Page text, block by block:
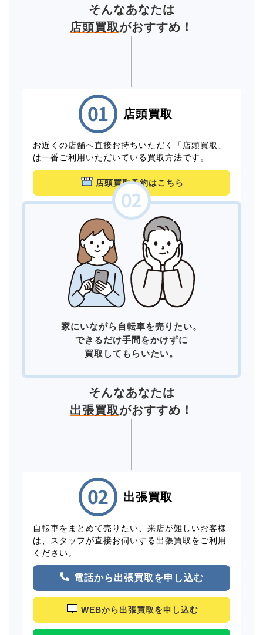
そんなあなたは
店頭買取がおすすめ！
店頭買取
お近くの店舗へ直接お持ちいただく「店頭買取」
は一番ご利用いただいている買取方法です。
店頭買取予約はこちら
家にいながら自転車を売りたい。
できるだけ手間をかけずに
買取してもらいたい。
そんなあなたは
出張買取がおすすめ！
出張買取
自転車をまとめて売りたい、来店が難しいお客様
は、スタッフが直接お伺いする出張買取をご利用
ください。
電話から出張買取を申し込む
WEBから出張買取を申し込む